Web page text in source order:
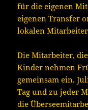
für die eigenen
eigenen Transfer
lokalen
Die Mitarbeiter,
Kinder nehmen
gemeinsam ein.
Tag und zu jeder
die